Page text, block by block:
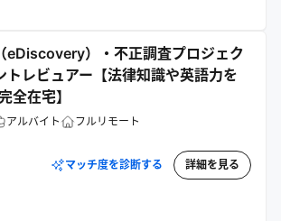
eDiscovery）・不正調査プロジェク
トレビュアー【法律知識や英語力を
全在宅】
アルバイト フルリモート
マッチ度を診断する 詳細を見る